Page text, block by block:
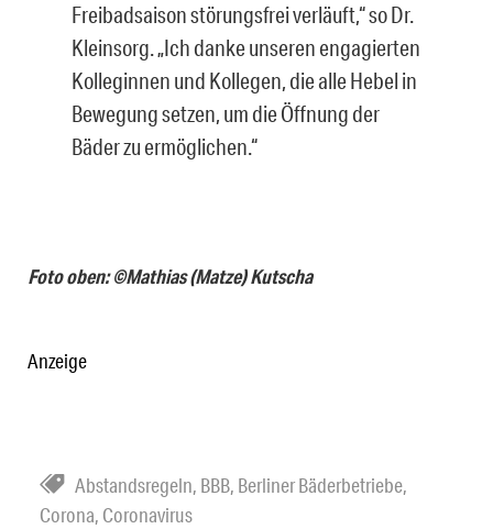
Freibadsaison störungsfrei verläuft,“ so Dr.
Kleinsorg. „Ich danke unseren engagierten
Kolleginnen und Kollegen, die alle Hebel in
Bewegung setzen, um die Öffnung der
Bäder zu ermöglichen.“
Foto oben: ©Mathias (Matze) Kutscha
Anzeige
Abstandsregeln, BBB, Berliner Bäderbetriebe,
Corona, Coronavirus